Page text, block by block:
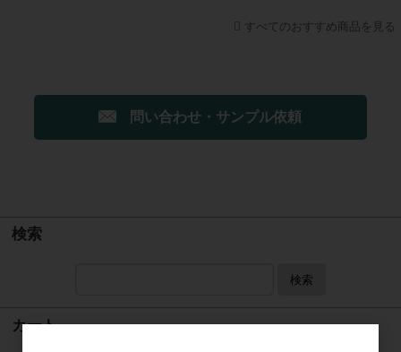
すべてのおすすめ商品を見る
問い合わせ・サンプル依頼
検索
検索
カート